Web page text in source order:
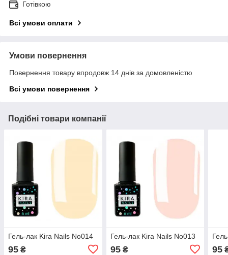
Готівкою
Всі умови оплати
Умови повернення
Повернення товару впродовж 14 днів за домовленістю
Всі умови повернення
Подібні товари компанії
Гель-лак Kira Nails No014
95 ₴
Гель-лак Kira Nails No013
95₴ 95